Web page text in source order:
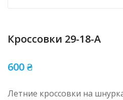
Кроссовки 29-18-A
600₴
Летние кроссовки на